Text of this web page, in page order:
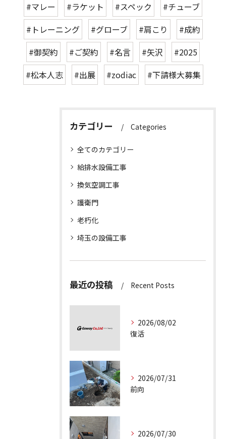
#マレー #ラケット #スペック
#チューブ
#トレーニング
#グローブ #肩こり
#成約
#御契約
#ご契約 #名言 #矢沢
#2025
#松本人志
#出展 #zodiac #下請様大募集
カテゴリー Categories
全てのカテゴリー
給排水設備工事
換気空調工事
護衛門
老朽化
埼玉の設備工事
最近の投稿 Recent Posts
2026/08/02
復活
2026/07/31
前向
2026/07/30